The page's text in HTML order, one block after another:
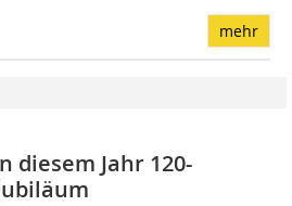
mehr
diesem Jahr 120-